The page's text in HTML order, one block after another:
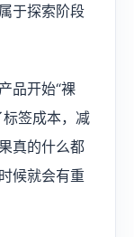
于探索阶段
品开始“裸
签成本，减
真的什么都
候就会有重